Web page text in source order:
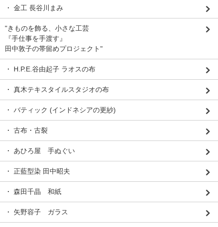
・ 金工 長谷川まみ
"きものを飾る、小さな工芸
『手仕事を手渡す』
田中敦子の帯留めプロジェクト"
・ H.P.E.谷由起子 ラオスの布
・ 真木テキスタイルスタジオの布
・ バティック (インドネシアの更紗)
・ 古布・古裂
・ あひろ屋 手ぬぐい
・ 正藍型染 田中昭夫
・ 森田千晶 和紙
・ 矢野容子 ガラス